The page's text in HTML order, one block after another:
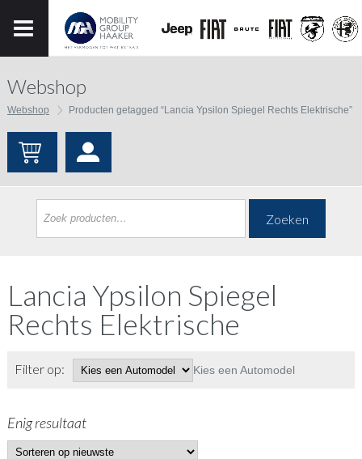
Webshop
Webshop Producten getagged “Lancia Ypsilon Spiegel Rechts Elektrische”
Zoeken
Lancia Ypsilon Spiegel
Rechts Elektrische
Filter op: Kies een Automodel
Enig resultaat